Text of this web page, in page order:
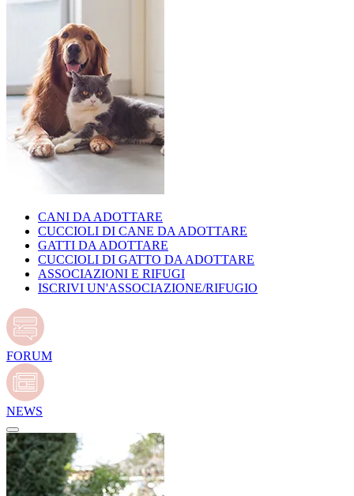
CANI DA ADOTTARE
CUCCIOLI DI CANE DA ADOTTARE
GATTI DA ADOTTARE
CUCCIOLI DI GATTO DA ADOTTARE
ASSOCIAZIONI E RIFUGI
ISCRIVI UN'ASSOCIAZIONE/RIFUGIO
FORUM
NEWS